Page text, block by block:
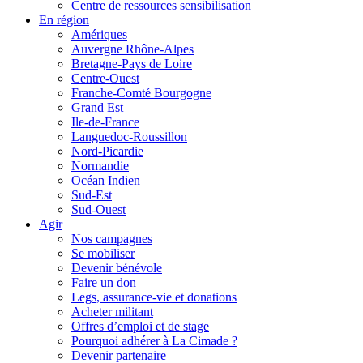
Centre de ressources sensibilisation
En région
Amériques
Auvergne Rhône-Alpes
Bretagne-Pays de Loire
Centre-Ouest
Franche-Comté Bourgogne
Grand Est
Ile-de-France
Languedoc-Roussillon
Nord-Picardie
Normandie
Océan Indien
Sud-Est
Sud-Ouest
Agir
Nos campagnes
Se mobiliser
Devenir bénévole
Faire un don
Legs, assurance-vie et donations
Acheter militant
Offres d’emploi et de stage
Pourquoi adhérer à La Cimade ?
Devenir partenaire